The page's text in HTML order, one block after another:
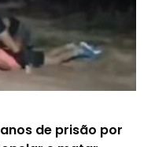
de prisão por